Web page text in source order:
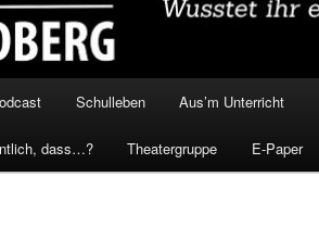
Schulleben Aus’m Unterricht
dass…? Theatergruppe E-Paper